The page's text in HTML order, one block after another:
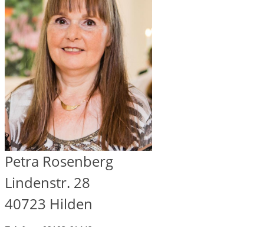
Petra Rosenberg
Lindenstr. 28
40723 Hilden